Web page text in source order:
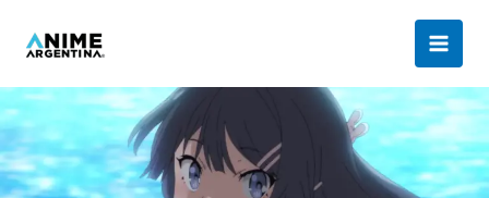
Rascal
Does
Not
Dream